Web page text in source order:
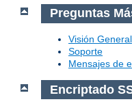
Preguntas
Visión General
Soporte
Mensajes de
Encriptado